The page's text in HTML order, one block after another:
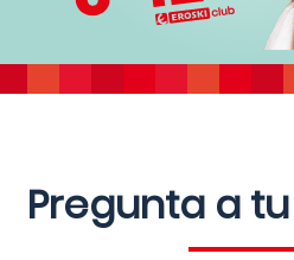
Pregunta a